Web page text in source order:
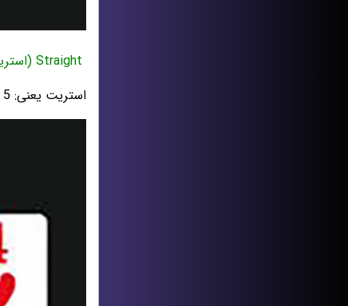
استریت یعنی: 5 کارت عدد پشت سرهم دارند